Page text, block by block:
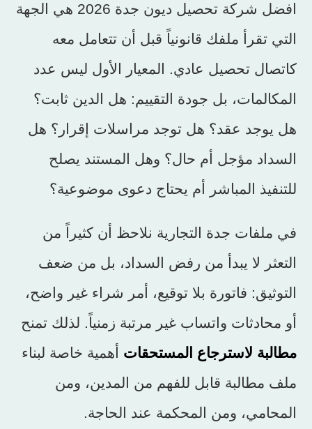
افضل شركة تحصيل ديون جدة 2026 هي الجهة
التي تقرأ ملفك قانونياً قبل أن تتعامل معه
كاتصال تحصيل عادي. المعيار الأول ليس عدد
المكالمات، بل جودة التقييم: هل الدين ثابت؟
هل يوجد عقد؟ هل توجد مراسلات إقرار؟ هل
السداد مؤجل أم حال؟ وهل المستند يصلح
للتنفيذ المباشر أم يحتاج دعوى موضوعية؟
في ملفات جدة التجارية نلاحظ أن كثيراً من
التعثر لا يبدأ من رفض السداد، بل من ضعف
التوثيق: فاتورة بلا توقيع، أمر شراء غير واضح،
أو محادثات واتساب غير مرتبة زمنياً. لذلك تمنح
مطالبة لاسترجاع المستحقات أهمية خاصة لبناء
ملف مطالبة قابل للفهم من المدين، ومن
المحامي، ومن المحكمة عند الحاجة.